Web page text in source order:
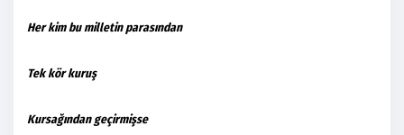
Her kim bu milletin parasından
Tek kör kuruş
Kursağından geçirmişse